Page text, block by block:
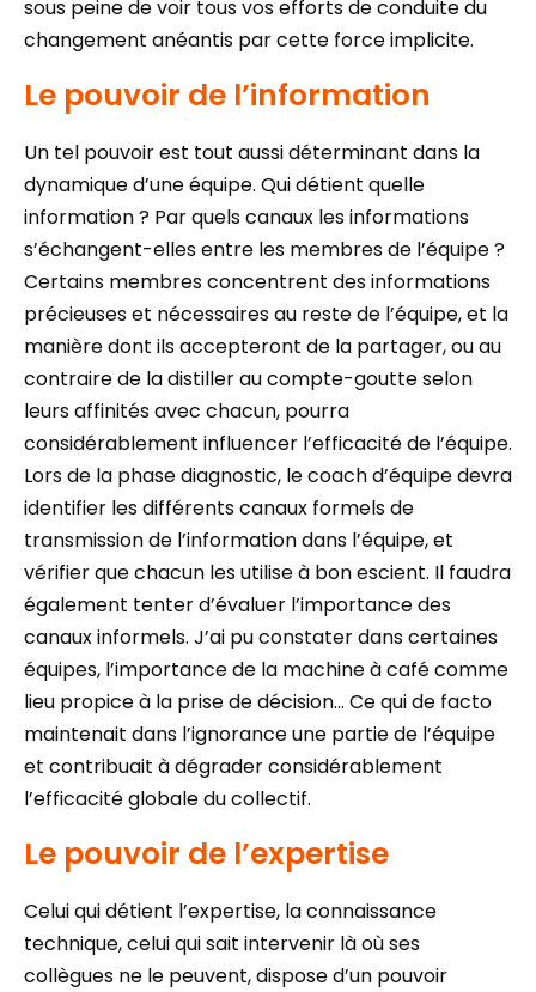
sous peine de voir tous vos efforts de conduite du
changement anéantis par cette force implicite.
Le pouvoir de l’information
Un tel pouvoir est tout aussi déterminant dans la
dynamique d’une équipe. Qui détient quelle
information ? Par quels canaux les informations
s’échangent-elles entre les membres de l’équipe ?
Certains membres concentrent des informations
précieuses et nécessaires au reste de l’équipe, et la
manière dont ils accepteront de la partager, ou au
contraire de la distiller au compte-goutte selon
leurs affinités avec chacun, pourra
considérablement influencer l’efficacité de l’équipe.
Lors de la phase diagnostic, le coach d’équipe devra
identifier les différents canaux formels de
transmission de l’information dans l’équipe, et
vérifier que chacun les utilise à bon escient. Il faudra
également tenter d’évaluer l’importance des
canaux informels. J’ai pu constater dans certaines
équipes, l’importance de la machine à café comme
lieu propice à la prise de décision… Ce qui de facto
maintenait dans l’ignorance une partie de l’équipe
et contribuait à dégrader considérablement
l’efficacité globale du collectif.
Le pouvoir de l’expertise
Celui qui détient l’expertise, la connaissance
technique, celui qui sait intervenir là où ses
collègues ne le peuvent, dispose d’un pouvoir